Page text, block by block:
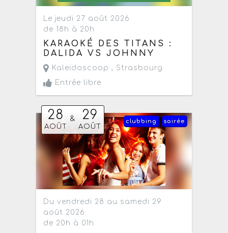
Le jeudi 27 août 2026
de 18h à 20h
KARAOKÉ DES TITANS :
DALIDA VS JOHNNY
Kaleidoscoop , Strasbourg
Entrée libre
28
AOÛT
& 29
AOÛT
soirée
clubbing
Du vendredi 28 au samedi 29
août 2026
de 20h à 01h